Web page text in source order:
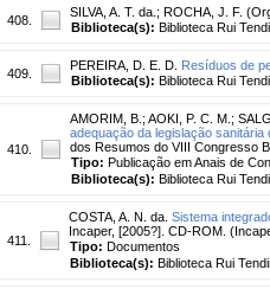
408.
SILVA, A. T. da. ; ROCHA, J. F.
Biblioteca(s): Biblioteca Rui
409.
PEREIRA, D. E. D. Resíduos de
Biblioteca(s): Biblioteca Rui
410.
AMORIM, B. ; AOKI, P. C. M. ;
adequação da legislação
dos Resumos do VIII Congresso
Tipo: Publicação em Anais de
Biblioteca(s): Biblioteca Rui
411.
COSTA, A. N. da. Sistema
Incaper, [2005?]. CD-ROM.
Tipo: Documentos
Biblioteca(s): Biblioteca Rui